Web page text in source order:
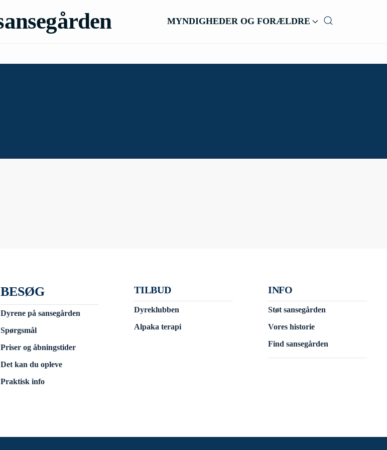
MYNDIGHEDER OG FORÆLDRE
BESØG
Dyrene på sansegården
Spørgsmål
Priser og åbningstider
Det kan du opleve
Praktisk info
TILBUD
Dyreklubben
Alpaka terapi
INFO
Støt sansegården
Vores historie
Find sansegården